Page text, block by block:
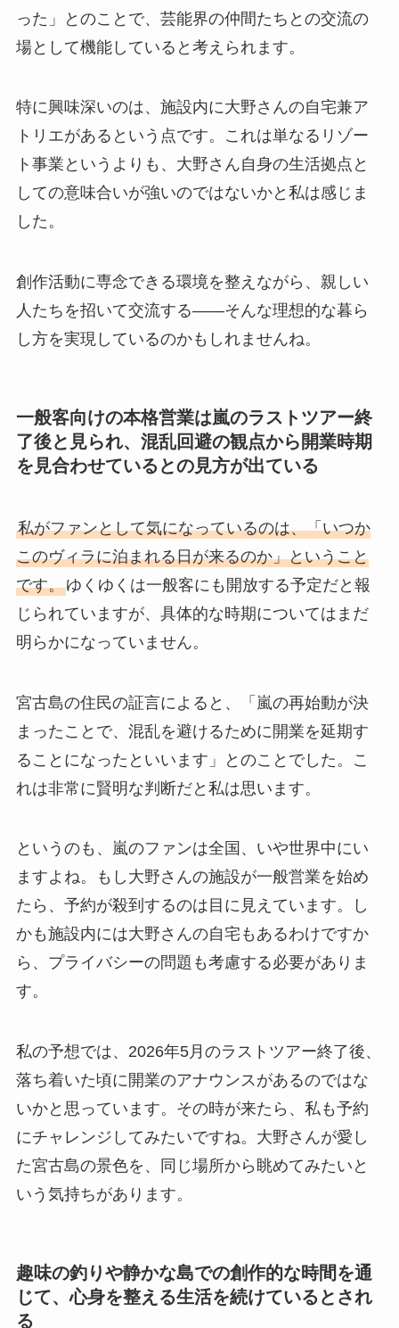
った」とのことで、芸能界の仲間たちとの交流の
場として機能していると考えられます。
特に興味深いのは、施設内に大野さんの自宅兼ア
トリエがあるという点です。これは単なるリゾー
ト事業というよりも、大野さん自身の生活拠点と
しての意味合いが強いのではないかと私は感じま
した。
創作活動に専念できる環境を整えながら、親しい
人たちを招いて交流する――そんな理想的な暮ら
し方を実現しているのかもしれませんね。
一般客向けの本格営業は嵐のラストツアー終
了後と見られ、混乱回避の観点から開業時期
を見合わせているとの見方が出ている
私がファンとして気になっているのは、「いつか
このヴィラに泊まれる日が来るのか」ということ
です。ゆくゆくは一般客にも開放する予定だと報
じられていますが、具体的な時期についてはまだ
明らかになっていません。
宮古島の住民の証言によると、「嵐の再始動が決
まったことで、混乱を避けるために開業を延期す
ることになったといいます」とのことでした。こ
れは非常に賢明な判断だと私は思います。
というのも、嵐のファンは全国、いや世界中にい
ますよね。もし大野さんの施設が一般営業を始め
たら、予約が殺到するのは目に見えています。し
かも施設内には大野さんの自宅もあるわけですか
ら、プライバシーの問題も考慮する必要がありま
す。
私の予想では、2026年5月のラストツアー終了後、
落ち着いた頃に開業のアナウンスがあるのではな
いかと思っています。その時が来たら、私も予約
にチャレンジしてみたいですね。大野さんが愛し
た宮古島の景色を、同じ場所から眺めてみたいと
いう気持ちがあります。
趣味の釣りや静かな島での創作的な時間を通
じて、心身を整える生活を続けているとされ
る